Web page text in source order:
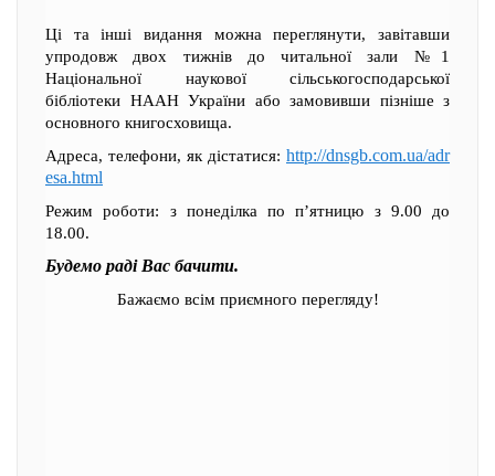
Ці та інші видання можна переглянути, завітавши
упродовж двох тижнів до читальної зали №1
Національної наукової сільськогосподарської
бібліотеки НААН України або замовивши пізніше з
основного книгосховища.
Адреса, телефони, як дістатися: http://dnsgb.com.ua/adr
esa.html
Режим роботи: з понеділка по п’ятницю з 9.00 до
18.00.
Будемо раді Вас бачити.
Бажаємо всім приємного перегляду!